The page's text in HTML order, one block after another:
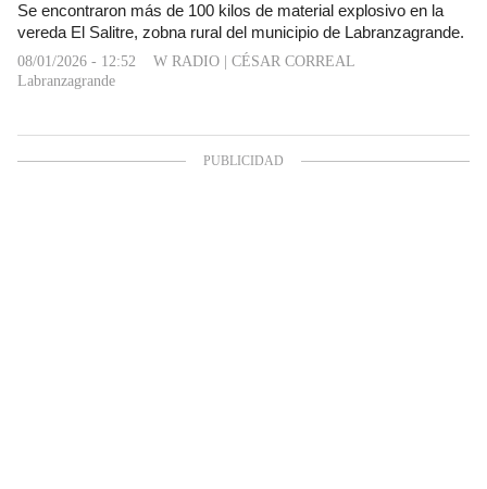
Se encontraron más de 100 kilos de material explosivo en la
vereda El Salitre, zobna rural del municipio de Labranzagrande.
08/01/2026 - 12:52 W RADIO | CÉSAR CORREAL
Labranzagrande